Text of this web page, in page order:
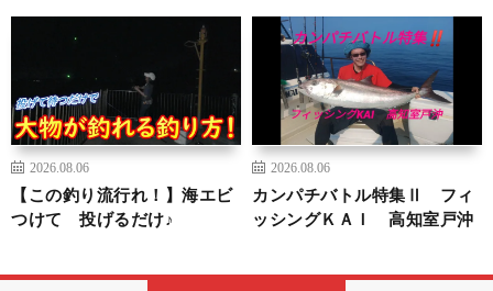
2026.08.06
【この釣り流行れ！】海エビ
つけて 投げるだけ♪
2026.08.06
カンパチバトル特集Ⅱ フィ
ッシングＫＡＩ 高知室戸沖